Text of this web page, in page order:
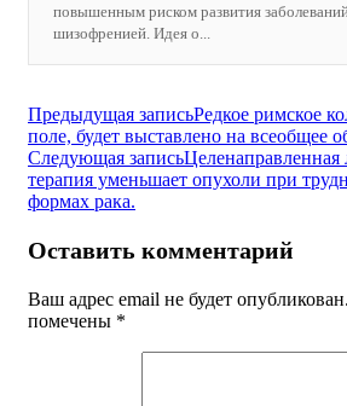
повышенным риском развития
шизофренией. Идея о...
Навигация
по
записям
Предыдущая записьРедкое римское
поле, будет выставлено на всеобщее
Следующая записьЦеленаправленная
терапия уменьшает опухоли при
формах рака.
Оставить комментарий
Ваш адрес email не будет опубликован.
помечены *